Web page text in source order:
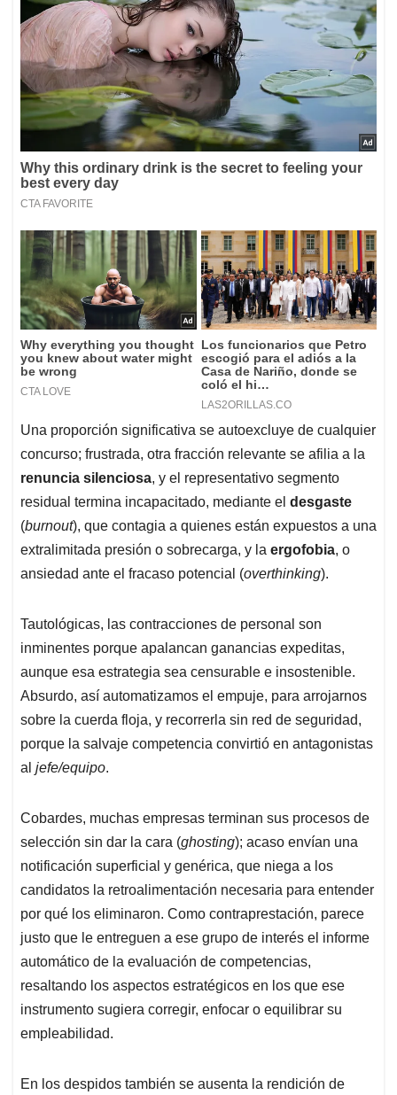
Una proporción significativa se autoexcluye de cualquier
concurso; frustrada, otra fracción relevante se afilia a la
renuncia silenciosa, y el representativo segmento
residual termina incapacitado, mediante el desgaste
(burnout), que contagia a quienes están expuestos a una
extralimitada presión o sobrecarga, y la ergofobia, o
ansiedad ante el fracaso potencial (overthinking).
Tautológicas, las contracciones de personal son
inminentes porque apalancan ganancias expeditas,
aunque esa estrategia sea censurable e insostenible.
Absurdo, así automatizamos el empuje, para arrojarnos
sobre la cuerda floja, y recorrerla sin red de seguridad,
porque la salvaje competencia convirtió en antagonistas
al jefe/equipo.
Cobardes, muchas empresas terminan sus procesos de
selección sin dar la cara (ghosting); acaso envían una
notificación superficial y genérica, que niega a los
candidatos la retroalimentación necesaria para entender
por qué los eliminaron. Como contraprestación, parece
justo que le entreguen a ese grupo de interés el informe
automático de la evaluación de competencias,
resaltando los aspectos estratégicos en los que ese
instrumento sugiera corregir, enfocar o equilibrar su
empleabilidad.
En los despidos también se ausenta la rendición de